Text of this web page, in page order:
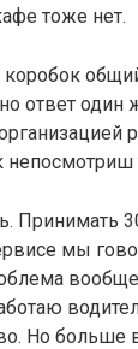
тоже нет.
коробок
ответ один
Принимать
мы
Но больше